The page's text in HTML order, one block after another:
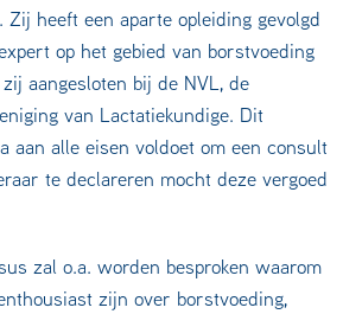
Zij heeft een aparte opleiding gevolgd
op het gebied van borstvoeding
aangesloten bij de NVL, de
van Lactatiekundige. Dit
aan alle eisen voldoet om een consult
te declareren mocht deze vergoed
zal o.a. worden besproken waarom
zijn over borstvoeding,